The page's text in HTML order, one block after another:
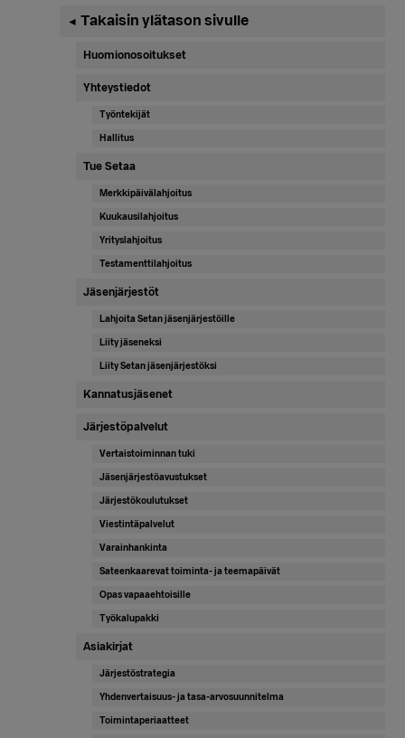
Ensisijainen
sivupalkki
◄ Takaisin ylätason sivulle
Huomionosoitukset
Yhteystiedot
Työntekijät
Hallitus
Tue Setaa
Merkkipäivälahjoitus
Kuukausilahjoitus
Yrityslahjoitus
Testamenttilahjoitus
Jäsenjärjestöt
Lahjoita Setan jäsenjärjestöille
Liity jäseneksi
Liity Setan jäsenjärjestöksi
Kannatusjäsenet
Järjestöpalvelut
Vertaistoiminnan tuki
Jäsenjärjestöavustukset
Järjestökoulutukset
Viestintäpalvelut
Varainhankinta
Sateenkaarevat toiminta- ja teemapäivät
Opas vapaaehtoisille
Työkalupakki
Asiakirjat
Järjestöstrategia
Yhdenvertaisuus- ja tasa-arvosuunnitelma
Toimintaperiaatteet